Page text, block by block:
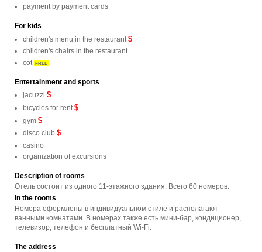
payment by payment cards
For kids
children's menu in the restaurant $
children's chairs in the restaurant
cot FREE
Entertainment and sports
jacuzzi $
bicycles for rent$
gym $
disco club $
casino
organization of excursions
Description of rooms
Отель состоит из одного 11-этажного здания. Всего 60 номеров.
In the rooms
Номера оформлены в индивидуальном стиле и располагают
ванными комнатами. В номерах также есть мини-бар, кондиционер,
телевизор, телефон и бесплатный Wi-Fi.
The address